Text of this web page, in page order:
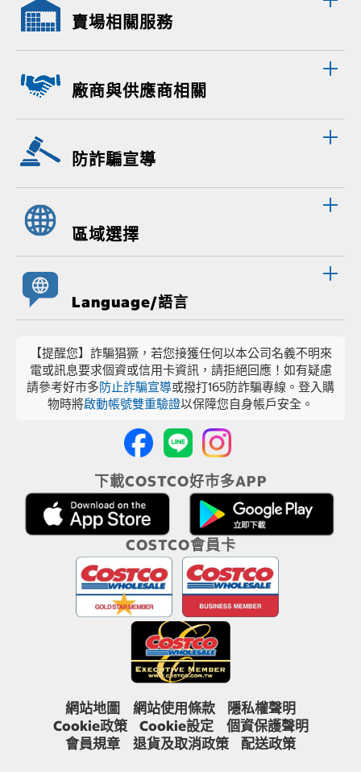
賣場相關服務
廠商與供應商相關
防詐騙宣導
區域選擇
Language/語言
【提醒您】詐騙猖獗，若您接獲任何以本公司名義不明來
電或訊息要求個資或信用卡資訊，請拒絕回應！如有疑慮
請參考好市多防止詐騙宣導或撥打165防詐騙專線。登入購
物時將啟動帳號雙重驗證以保障您自身帳戶安全。
下載COSTCO好市多APP
COSTCO會員卡
網站地圖 網站使用條款
隱私權聲明
Cookie政策
Cookie設定
個資保護聲明
會員規章
退貨及取消政策 配送政策